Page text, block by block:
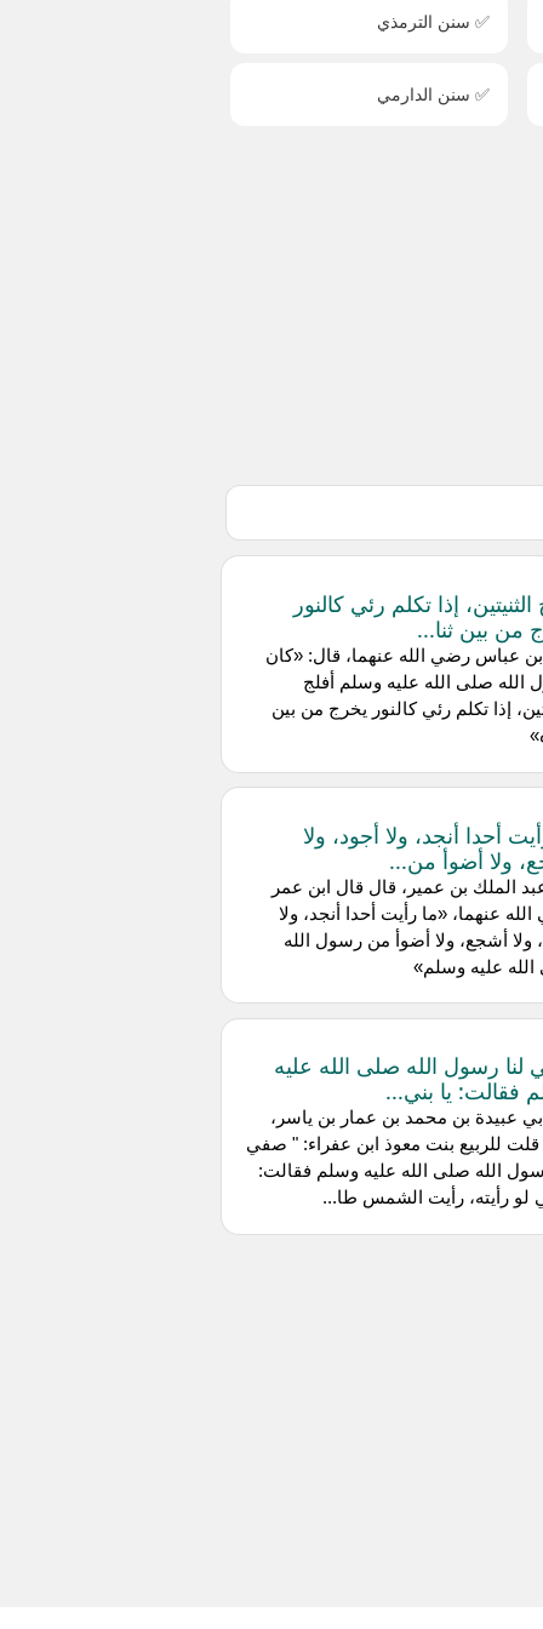
✅ سنن الترمذي
✅ سنن الدارمي
الثنيتين، إذا تكلم رئي كالنور
من بين ثنا...
عباس رضي الله عنهما، قال: «كان
الله صلى الله عليه وسلم أفلج
إذا تكلم رئي كالنور يخرج من بين
أحدا أنجد، ولا أجود، ولا
ولا أضوأ من...
الملك بن عمير، قال قال ابن عمر
عنهما، «ما رأيت أحدا أنجد، ولا
ولا أشجع، ولا أضوأ من رسول الله
عليه وسلم»
رسول الله صلى الله عليه
فقالت: يا بني...
عبيدة بن محمد بن عمار بن ياسر،
قلت للربيع بنت معوذ ابن عفراء: " صفي
الله صلى الله عليه وسلم فقالت:
لو رأيته، رأيت الشمس طا...